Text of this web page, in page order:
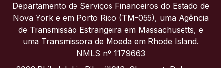
Portugal
Reino Unido
Departamento de Serviços Financeiros do Estado de
Nova York e em Porto Rico (TM-055), uma Agência
de Transmissão Estrangeira em Massachusetts, e
uma Transmissora de Moeda em Rhode Island.
NMLS nº 1179663